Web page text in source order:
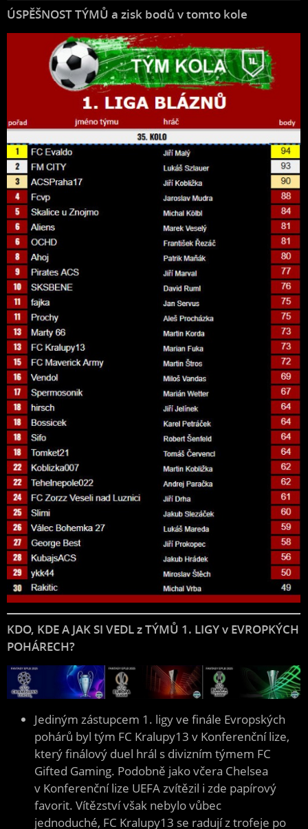
ÚSPĚŠNOST TÝMŮ a zisk bodů v tomto kole
KDO, KDE A JAK SI VEDL z TÝMŮ 1. LIGY v EVROPKÝCH
POHÁRECH?
Jediným zástupcem 1. ligy ve finále Evropských
pohárů byl tým FC Kralupy13 v Konferenční lize,
který finálový duel hrál s divizním týmem FC
Gifted Gaming. Podobně jako včera Chelsea
v Konferenční lize UEFA zvítězil i zde papírový
favorit. Vítězství však nebylo vůbec
jednoduché, FC Kralupy13 se radují z trofeje po